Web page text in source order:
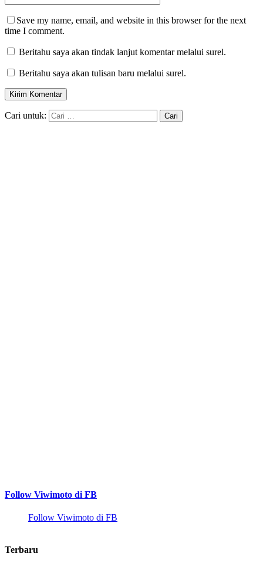
Save my name, email, and website in this browser for the next
time I comment.
Beritahu saya akan tindak lanjut komentar melalui surel.
Beritahu saya akan tulisan baru melalui surel.
Cari untuk:
Follow Viwimoto di FB
Follow Viwimoto di FB
Terbaru